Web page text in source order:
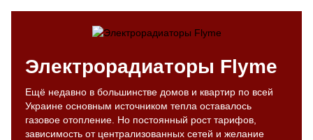
Электрорадиаторы Flyme
Ещё недавно в большинстве домов и квартир по всей
Украине основным источником тепла оставалось
газовое отопление. Но постоянный рост тарифов,
зависимость от централизованных сетей и желание